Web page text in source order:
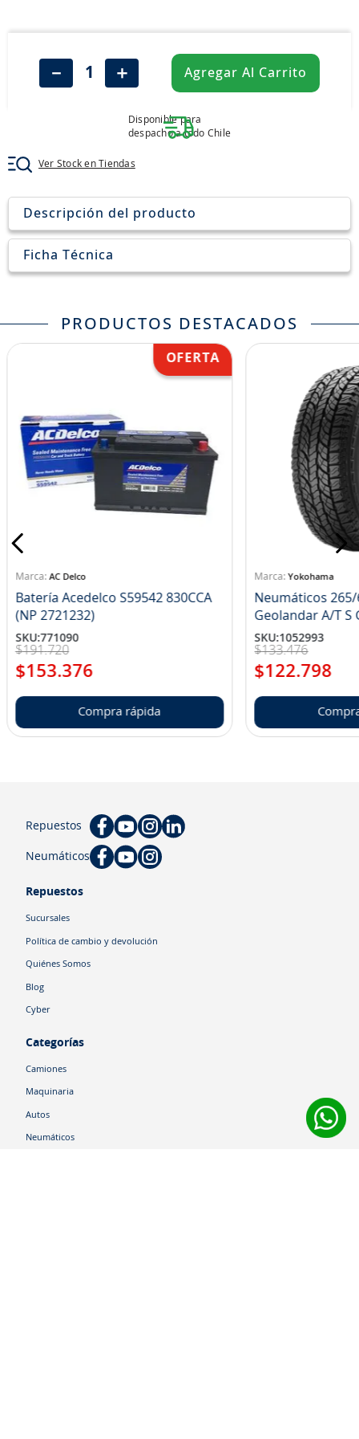
＋
－ Agregar Al Carrito
Disponible para
despacho a todo Chile
Ver Stock en Tiendas
Descripción del producto
Ficha Técnica
PRODUCTOS DESTACADOS
AC Delco
Batería Acedelco S59542 830CCA
(NP 2721232)
SKU:771090
$191.720
$153.376
Compra rápida
Yokohama
Neumáticos 265/
SKU:1052993
$133.476
$122.798
Repuestos
Neumáticos
Repuestos
Sucursales
Política de cambio y devolución
Quiénes Somos
Blog
Cyber
Categorías
Camiones
Maquinaria
Autos
Neumáticos
9.
235
john deere